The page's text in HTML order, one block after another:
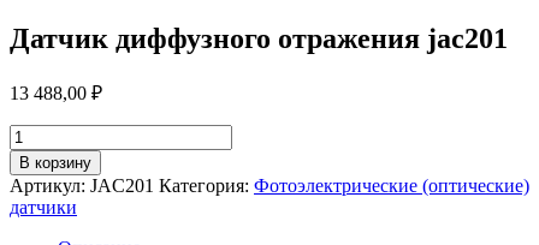
Датчик диффузного отражения jac201
13 488,00 ₽
Количество
товара
Датчик
диффузного
отражения
В корзину
Артикул: JAC201 Категория: Фотоэлектрические (оптические)
датчики